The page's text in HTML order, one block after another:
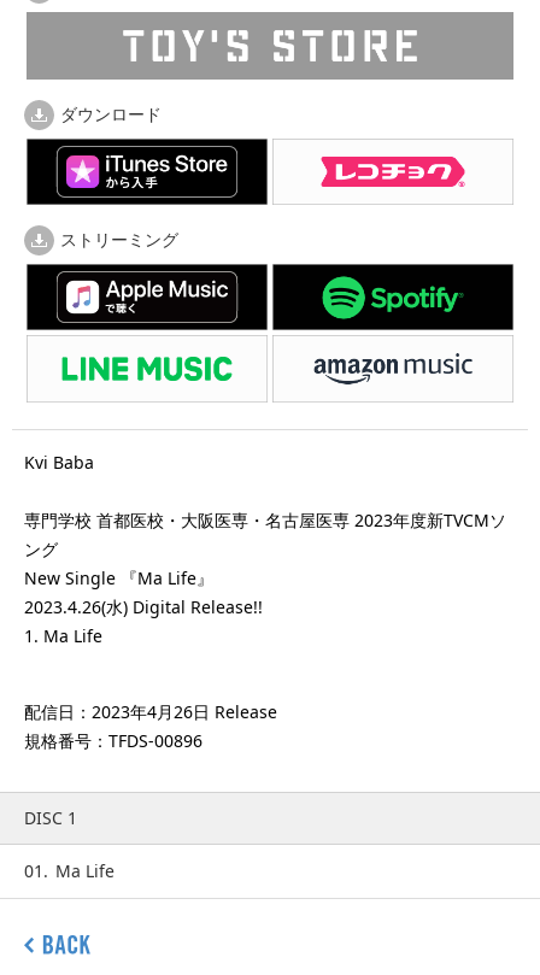
ダウンロード
ストリーミング
Kvi Baba
専門学校 首都医校・大阪医専・名古屋医専 2023年度新TVCMソ
ング
New Single 『Ma Life』
2023.4.26(水) Digital Release!!
1. Ma Life
配信日：2023年4月26日 Release
規格番号：TFDS-00896
DISC 1
01. Ma Life